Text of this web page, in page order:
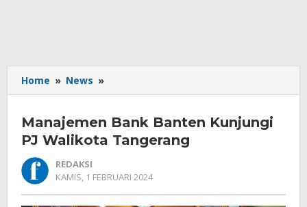
Home » News »
Bank
Kunjungi
PJ
Walikota
Manajemen Bank Banten Kunjungi
PJ Walikota Tangerang
REDAKSI
KAMIS, 1 FEBRUARI 2024